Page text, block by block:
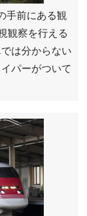
手前にある観
観察を行える
は分からない
パーがついて